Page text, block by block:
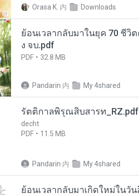
Orasa K. 内 Downloads
ย้อนเวลากลับมาในยุค 70 ชีวิ
ง จบ.pdf
PDF 32.8 MB
Pandarin 内 My 4shared
รัตติกาลพิรุณสิบสารท_RZ.pdf
decht
PDF
11.5 MB
Pandarin 内 My 4shared
ย้อนเวลากลับมาเกิดใหม่ในวั